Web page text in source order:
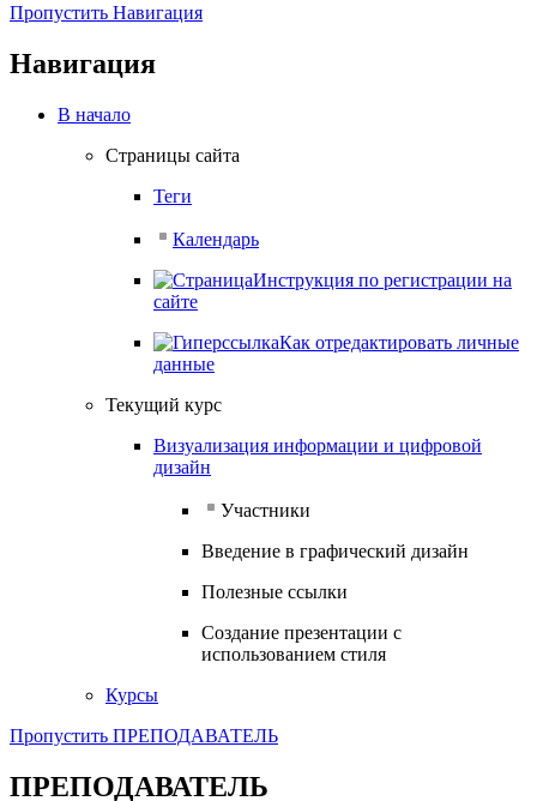
Пропустить Навигация
Навигация
В начало
Страницы сайта
Теги
Календарь
Инструкция по регистрации на
сайте
Как отредактировать личные
данные
Текущий курс
Визуализация информации и цифровой
дизайн
Участники
Введение в графический дизайн
Полезные ссылки
Создание презентации с
использованием стиля
Курсы
Пропустить ПРЕПОДАВАТЕЛЬ
ПРЕПОДАВАТЕЛЬ